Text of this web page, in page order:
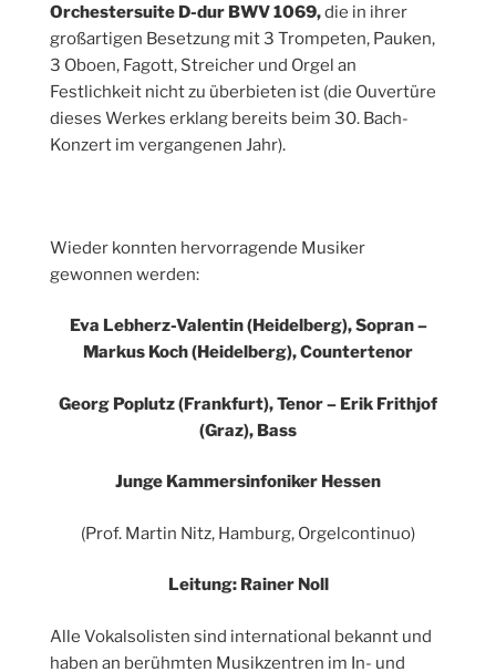
Orchestersuite D-dur BWV 1069,die in ihrer
großartigen Besetzung mit 3 Trompeten, Pauken,
3 Oboen, Fagott, Streicher und Orgel an
Festlichkeit nicht zu überbieten ist (die Ouvertüre
dieses Werkes erklang bereits beim 30. Bach-
Konzert im vergangenen Jahr).
Wieder konnten hervorragende Musiker
gewonnen werden:
Eva Lebherz-Valentin (Heidelberg), Sopran –
Markus Koch (Heidelberg), Countertenor
Georg Poplutz (Frankfurt), Tenor – Erik Frithjof
(Graz), Bass
Junge Kammersinfoniker Hessen
(Prof. Martin Nitz, Hamburg, Orgelcontinuo)
Leitung: Rainer Noll
Alle Vokalsolisten sind international bekannt und
haben an berühmten Musikzentren im In- und